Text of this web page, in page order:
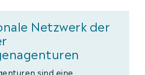
Netzwerk der
sind eine